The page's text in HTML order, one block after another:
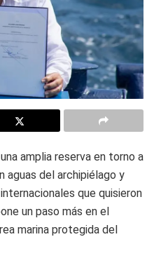
amplia reserva en torno a
aguas del archipiélago y
que quisieron
un paso más en el
marina protegida del